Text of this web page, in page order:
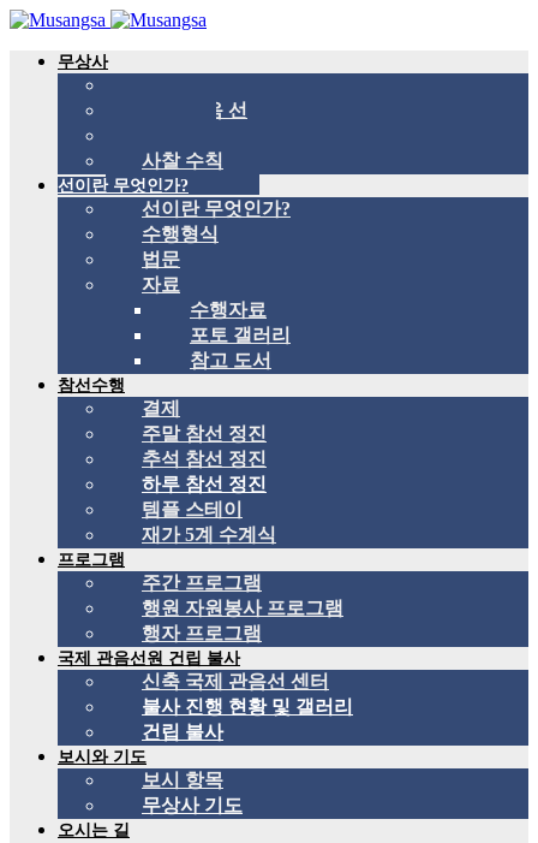
무상사
국제 관음 선
사찰 수칙
선이란 무엇인가?
선이란 무엇인가?
수행형식
법문
자료
수행자료
포토 갤러리
참고 도서
참선수행
결제
주말 참선 정진
추석 참선 정진
하루 참선 정진
템플 스테이
재가 5계 수계식
프로그램
주간 프로그램
행원 자원봉사 프로그램
행자 프로그램
국제 관음선원 건립 불사
신축 국제 관음선 센터
불사 진행 현황 및 갤러리
건립 불사
보시와 기도
보시 항목
무상사 기도
오시는 길